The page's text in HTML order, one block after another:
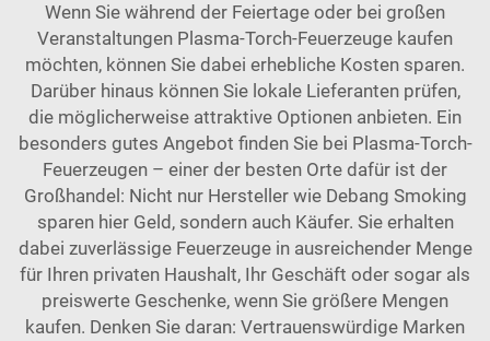
Wenn Sie während der Feiertage oder bei großen
Veranstaltungen Plasma-Torch-Feuerzeuge kaufen
möchten, können Sie dabei erhebliche Kosten sparen.
Darüber hinaus können Sie lokale Lieferanten prüfen,
die möglicherweise attraktive Optionen anbieten. Ein
besonders gutes Angebot finden Sie bei Plasma-Torch-
Feuerzeugen – einer der besten Orte dafür ist der
Großhandel: Nicht nur Hersteller wie Debang Smoking
sparen hier Geld, sondern auch Käufer. Sie erhalten
dabei zuverlässige Feuerzeuge in ausreichender Menge
für Ihren privaten Haushalt, Ihr Geschäft oder sogar als
preiswerte Geschenke, wenn Sie größere Mengen
kaufen. Denken Sie daran: Vertrauenswürdige Marken